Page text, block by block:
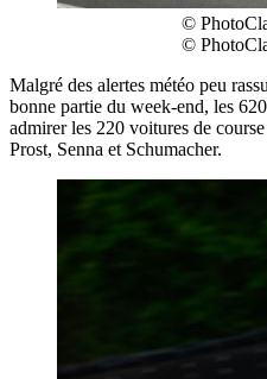
©
©
Malgré des alertes météo peu
bonne partie du week-end, les
admirer les 220 voitures de
Prost, Senna et Schumacher.